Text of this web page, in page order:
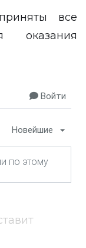
все
оказания
Войти
Новейшие